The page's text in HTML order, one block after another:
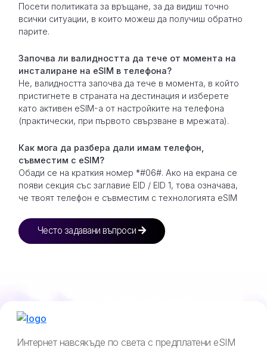
Посети политиката за връщане, за да видиш точно
всички ситуации, в които можеш да получиш обратно
парите.
Започва ли валидността да тече от момента на
инсталиране на eSIM в телефона?
Не, валидността започва да тече в момента, в който
пристигнете в страната на дестинация и изберете
като активен eSIM-а от настройките на телефона
(практически, при първото свързване в мрежата).
Как мога да разбера дали имам телефон,
съвместим с eSIM?
Обади се на краткия номер *#06#. Ако на екрана се
появи секция със заглавие EID / EID 1, това означава,
че твоят телефон е съвместим с технологията eSIM
Често задавани въпроси
Интернет навсякъде по света с предплатени eSIM